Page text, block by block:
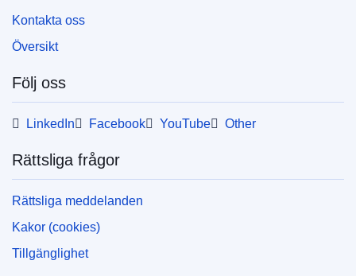
Kontakta oss
Översikt
Följ oss
LinkedIn Facebook YouTube Other
Rättsliga frågor
Rättsliga meddelanden
Kakor (cookies)
Tillgänglighet